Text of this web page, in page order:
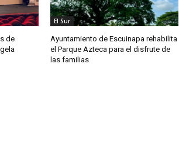
de
El Sur
Ayuntamiento de Escuinapa rehabilita
el Parque Azteca para el disfrute de
las familias